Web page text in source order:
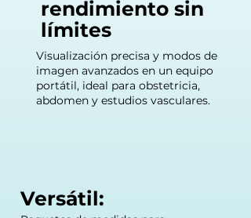
rendimiento sin
límites
Visualización precisa y modos de
imagen avanzados en un equipo
portátil, ideal para obstetricia,
abdomen y estudios vasculares.
Versátil: